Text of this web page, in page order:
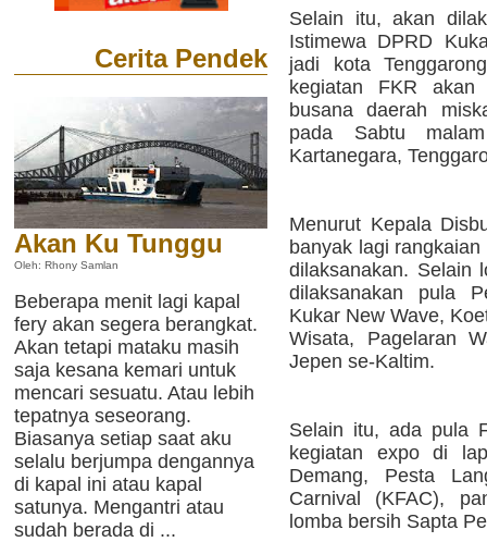
Cerita Pendek
Akan Ku Tunggu
Oleh: Rhony Samlan
Beberapa menit lagi kapal
fery akan segera berangkat.
Akan tetapi mataku masih
saja kesana kemari untuk
mencari sesuatu. Atau lebih
tepatnya seseorang.
Biasanya setiap saat aku
selalu berjumpa dengannya
di kapal ini atau kapal
satunya. Mengantri atau
sudah berada di ...
Selain itu, akan
Istimewa DPRD
jadi kota
kegiatan FKR akan
busana daerah
pada Sabtu
Kartanegara,
Menurut Kepala
banyak lagi
dilaksanakan. Selain
dilaksanakan pula
Kukar New Wave,
Wisata, Pagelaran
Jepen se-Kaltim.
Selain itu, ada pula
kegiatan expo di
Demang, Pesta
Carnival (KFAC),
lomba bersih Sapta